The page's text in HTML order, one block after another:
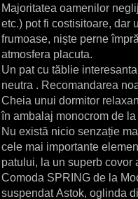
Majoritatea oamenilor
etc.) pot fi costisitoare, dar
frumoase, niște perne
atmosfera placuta.
Un pat cu tăblie
neutra . Recomandarea
Cheia unui dormitor
în ambalaj monocrom de la
Nu există nicio senzație
cele mai importante
patului, la un superb covor
Comoda SPRING de la
suspendatAstok, oglinda